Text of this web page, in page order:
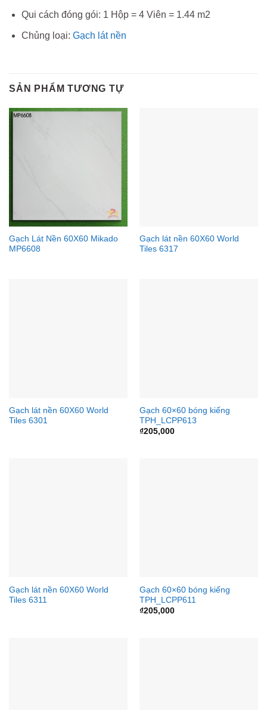
Qui cách đóng gói: 1 Hộp = 4 Viên = 1.44 m2
Chủng loại: Gạch lát nền
SẢN PHẨM TƯƠNG TỰ
Gạch Lát Nền 60X60 Mikado
MP6608
Gạch lát nền 60X60 World
Tiles 6317
Gạch lát nền 60X60 World
Tiles 6301
Gạch 60×60 bóng kiếng
TPH_LCPP613
₫205,000
Gạch lát nền 60X60 World
Tiles 6311
Gạch 60×60 bóng kiếng
TPH_LCPP611
₫205,000